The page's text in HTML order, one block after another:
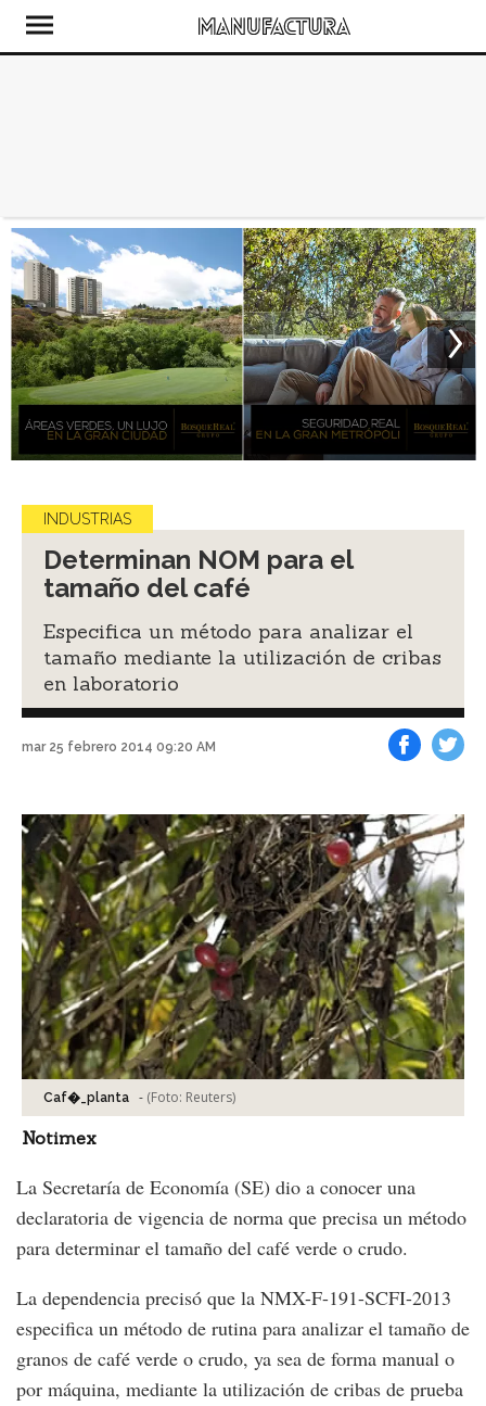
INDUSTRIAS
Determinan NOM para el
tamaño del café
Especifica un método para analizar el
tamaño mediante la utilización de cribas
en laboratorio
mar 25 febrero 2014 09:20 AM
Caf�_planta - (Foto: Reuters)
Notimex
La Secretaría de Economía (SE) dio a conocer una
declaratoria de vigencia de norma que precisa un método
para determinar el tamaño del café verde o crudo.
La dependencia precisó que la NMX-F-191-SCFI-2013
especifica un método de rutina para analizar el tamaño de
granos de café verde o crudo, ya sea de forma manual o
por máquina, mediante la utilización de cribas de prueba